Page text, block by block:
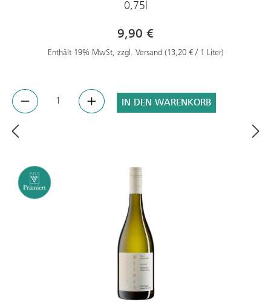
0,75l
9,90 €
Enthält 19% MwSt, zzgl. Versand (13,20 € / 1 Liter)
IN DEN WARENKORB